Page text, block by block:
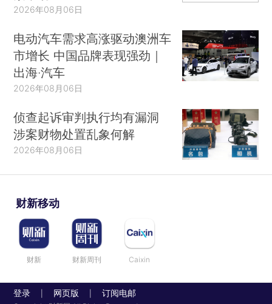
2026年08月06日
电动汽车需求高涨驱动澳洲车
市增长 中国品牌表现强劲｜
出海·汽车
2026年08月06日
侦查起诉审判执行均有漏洞
涉案财物处置乱象何解
2026年08月06日
财新移动
财新 财新周刊 Caixin
登录 网页版 订阅电邮